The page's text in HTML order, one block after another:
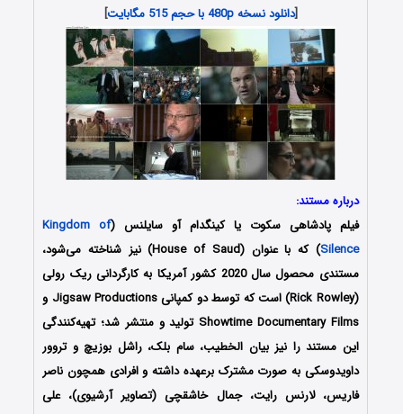
[دانلود نسخه 480p با حجم 515 مگابایت ]
درباره مستند:
فیلم پادشاهی سکوت یا کینگدام آو سایلنس (Kingdom of
Silence
) که با عنوان (House of Saud) نیز شناخته می‌شود،
مستندی محصول سال 2020 کشور آمریکا به کارگردانی ریک رولی
(Rick Rowley) است که توسط دو کمپانی Jigsaw Productions و
Showtime Documentary Films تولید و منتشر شد؛ تهیه‌کنندگی
این مستند را نیز بیان الخطیب، سام بلک، راشل بوزیچ و تروور
داویدوسکی به صورت مشترک برعهده داشته‌‌‌ و افرادی همچون ناصر
فاریس، لارنس رایت، جمال خاشقچی (تصاویر آرشیوی)، علی